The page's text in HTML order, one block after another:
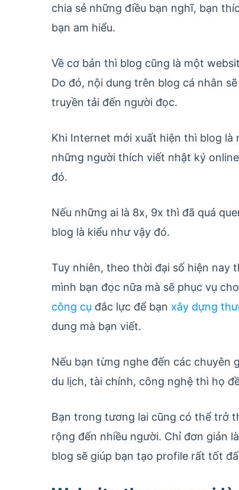
chia sẻ những điều bạn nghĩ, bạn
bạn am hiểu.
Về cơ bản thì blog cũng là một
Do đó, nội dung trên blog cá nhân
truyền tải đến người đọc.
Khi Internet mới xuất hiện thì blog là
những người thích viết nhật ký
đó.
Nếu những ai là 8x, 9x thì đã quá
blog là kiểu như vậy đó.
Tuy nhiên, theo thời đại số hiện nay
mình bạn đọc nữa mà sẽ phục vụ
công cụ đắc lực để bạn xây dựng
dung mà bạn viết.
Nếu bạn từng nghe đến các chuyên
du lịch, tài chính, công nghệ thì họ
Bạn trong tương lai cũng có thể trở
rộng đến nhiều người. Chỉ đơn giản
blog sẽ giúp bạn tạo profile rất tốt